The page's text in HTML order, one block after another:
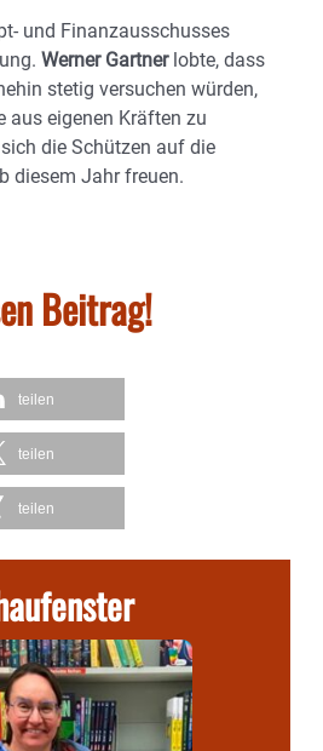
und Finanzausschusses
Werner Gartnerlobte, dass
stetig versuchen würden,
aus eigenen Kräften zu
die Schützen auf die
diesem Jahr freuen.
Beitrag!
teilen
teilen
teilen